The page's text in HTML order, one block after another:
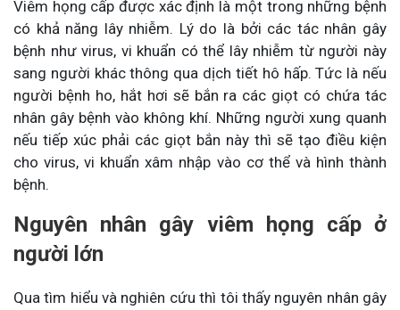
Viêm họng cấp được xác định là một trong những bệnh
có khả năng lây nhiễm. Lý do là bởi các tác nhân gây
bệnh như virus, vi khuẩn có thể lây nhiễm từ người này
sang người khác thông qua dịch tiết hô hấp. Tức là nếu
người bệnh ho, hắt hơi sẽ bắn ra các giọt có chứa tác
nhân gây bệnh vào không khí. Những người xung quanh
nếu tiếp xúc phải các giọt bắn này thì sẽ tạo điều kiện
cho virus, vi khuẩn xâm nhập vào cơ thể và hình thành
bệnh.
Nguyên nhân gây viêm họng cấp ở
người lớn
Qua tìm hiểu và nghiên cứu thì tôi thấy nguyên nhân gây